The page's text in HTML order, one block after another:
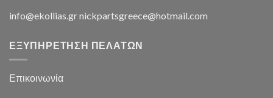
info@ekollias.gr nickpartsgreece@hotmail.com
ΕΞΥΠΗΡΕΤΗΣΗ ΠΕΛΑΤΩΝ
Επικοινωνία